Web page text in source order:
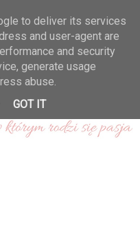
to deliver its services
and user-agent are
and security
generate usage
abuse.
GOT IT